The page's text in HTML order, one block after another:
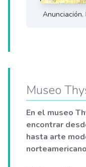
Anunciación.
Museo
En el museo
encontrar
hasta arte